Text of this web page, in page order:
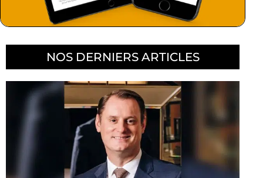
NOS DERNIERS ARTICLES